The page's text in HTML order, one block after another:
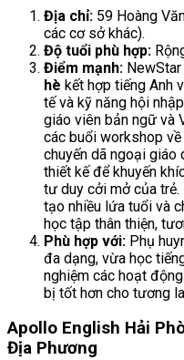
Địa chỉ: 59 Hoàng
các cơ sở khác).
Độ tuổi phù hợp:
Điểm mạnh:
hè kết hợp tiếng Anh
tế và kỹ năng hội
giáo viên bản ngữ và
các buổi workshop
chuyến dã ngoại
thiết kế để khuyến
tư duy cởi mở của
tạo nhiều lứa tuổi và
học tập thân thiện,
Phù hợp với: Phụ
đa dạng, vừa học
nghiệm các hoạt
bị tốt hơn cho tương
Apollo English Hải
Địa Phương